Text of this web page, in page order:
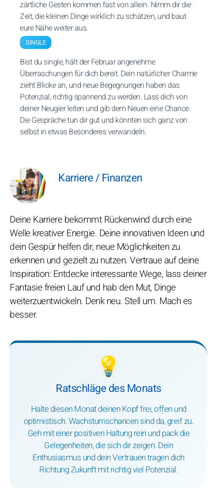
zärtliche Gesten kommen fast von allein. Nimm dir die
Zeit, die kleinen Dinge wirklich zu schätzen, und baut
eure Nähe weiter aus.
SINGLE
Bist du single, hält der Februar angenehme
Überraschungen für dich bereit. Dein natürlicher Charme
zieht Blicke an, und neue Begegnungen haben das
Potenzial, richtig spannend zu werden. Lass dich von
deiner Neugier leiten und gib dem Neuen eine Chance.
Die Gespräche tun dir gut und könnten sich ganz von
selbst in etwas Besonderes verwandeln.
Karriere / Finanzen
Deine Karriere bekommt Rückenwind durch eine
Welle kreativer Energie. Deine innovativen Ideen und
dein Gespür helfen dir, neue Möglichkeiten zu
erkennen und gezielt zu nutzen. Vertraue auf deine
Inspiration: Entdecke interessante Wege, lass deiner
Fantasie freien Lauf und hab den Mut, Dinge
weiterzuentwickeln. Denk neu. Stell um. Mach es
besser.
💡
Ratschläge des Monats
Halte diesen Monat deinen Kopf frei, offen und
optimistisch. Wachstumschancen sind da, greif zu.
Geh mit einer positiven Haltung rein und pack die
Gelegenheiten, die sich dir zeigen. Dein
Enthusiasmus und dein Vertrauen tragen dich
Richtung Zukunft mit richtig viel Potenzial.